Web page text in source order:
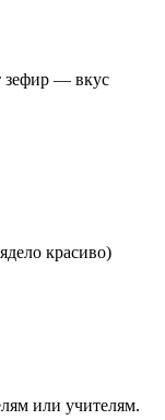
зефир — вкус
красиво)
или учителям.